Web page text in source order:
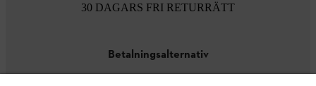
30 DAGARS FRI RETURRÄTT
Betalningsalternativ